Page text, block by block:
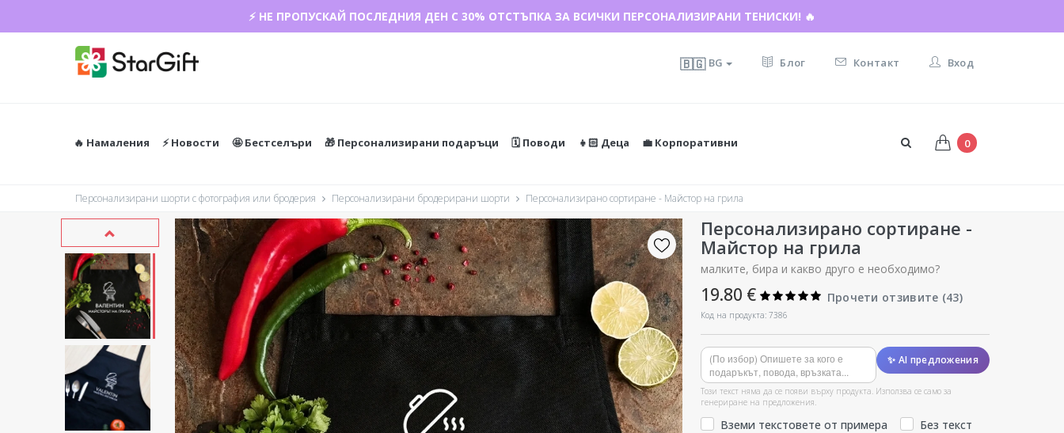
⚡ НЕ ПРОПУСКАЙ ПОСЛЕДНИЯ ДЕН С 30% ОТСТЪПКА ЗА ВСИЧКИ ПЕРСОНАЛИЗИРАНИ ТЕНИСКИ! 🔥
🇧🇬BG Блог Контакт Вход
🔥 Намаления ⚡️ Новости 🤩 Бестселъри 🎁 Персонализирани подаръци 🗓️ Поводи 👧🏻 Деца 💼 Корпоративни 0
Персонализирани шорти с фотография или бродерия Персонализирани бродерирани шорти Персонализирано сортиране - Майстор на грила
Персонализирано сортиране -
Майстор на грила
малките, бира и какво друго е необходимо?
19.80 € Прочети отзивите (43)
Код на продукта: 7386
✨ AI предложения
Този текст няма да се появи върху продукта. Използва се само за
генериране на предложения.
Вземи текстовете от примера Без текст